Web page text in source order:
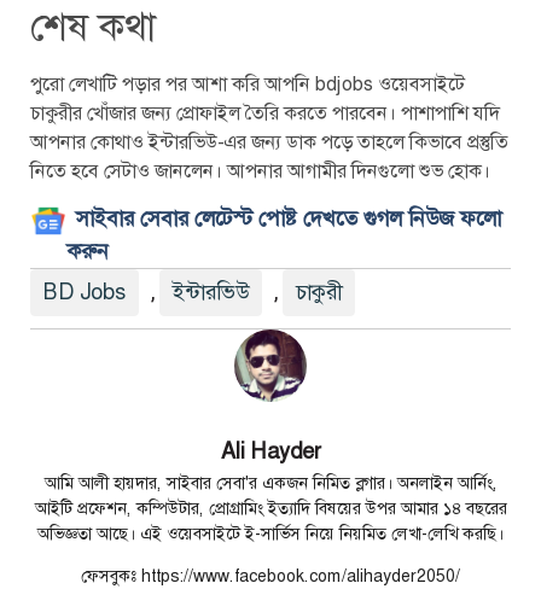
শেষ কথা
পুরো লেখাটি পড়ার পর আশা করি আপনি bdjobs ওয়েবসাইটে
চাকুরীর খোঁজার জন্য প্রোফাইল তৈরি করতে পারবেন। পাশাপাশি যদি
আপনার কোথাও ইন্টারভিউ-এর জন্য ডাক পড়ে তাহলে কিভাবে প্রস্তুতি
নিতে হবে সেটাও জানলেন। আপনার আগামীর দিনগুলো শুভ হোক।
সাইবার সেবার লেটেস্ট পোষ্ট দেখতে গুগল নিউজ ফলো
করুন
BD Jobs
, ইন্টারভিউ , চাকুরী
Ali Hayder
আমি আলী হায়দার, সাইবার সেবা'র একজন নিমিত ব্লগার। অনলাইন আর্নিং,
আইটি প্রফেশন, কম্পিউটার, প্রোগ্রামিং ইত্যাদি বিষয়ের উপর আমার ১৪ বছরের
অভিজ্ঞতা আছে। এই ওয়েবসাইটে ই-সার্ভিস নিয়ে নিয়মিত লেখা-লেখি করছি।
ফেসবুকঃ https://www.facebook.com/alihayder2050/